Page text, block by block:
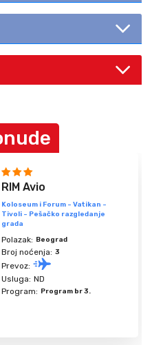
RIM Avio
Koloseum i Forum - Vatikan -
Tivoli - Pešačko razgledanje
grada
Polazak: Beograd
Broj noćenja: 3
Prevoz:
Usluga: ND
Program: Program br 3.